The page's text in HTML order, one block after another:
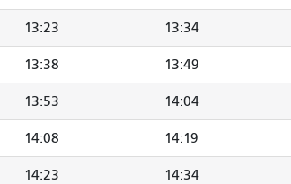
13:23 13:34
13:38 13:49
13:53 14:04
14:08 14:19
14:23 14:34